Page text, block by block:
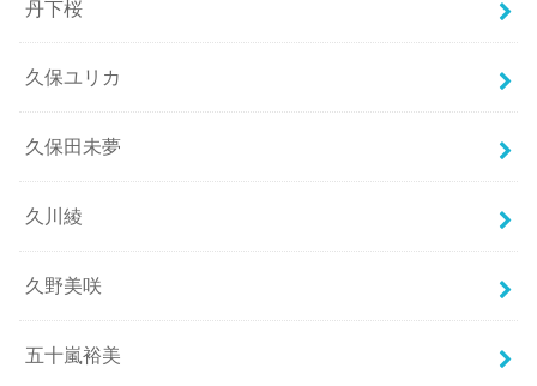
丹下桜
久保ユリカ
久保田未夢
久川綾
久野美咲
五十嵐裕美